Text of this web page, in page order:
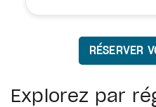
RÉSERVER
Explorez par